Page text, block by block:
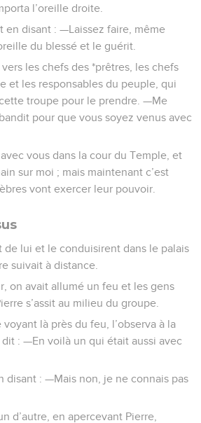
l’oreille droite.
en disant : —Laissez faire, même
du blessé et le guérit.
les chefs des *prêtres, les chefs
et les responsables du peuple, qui
troupe pour le prendre. —Me
pour que vous soyez venus avec
vous dans la cour du Temple, et
sur moi ; mais maintenant c’est
vont exercer leur pouvoir.
de lui et le conduisirent dans le palais
suivait à distance.
on avait allumé un feu et les gens
s’assit au milieu du groupe.
là près du feu, l’observa à la
: —En voilà un qui était aussi avec
disant : —Mais non, je ne connais pas
d’autre, en apercevant Pierre,